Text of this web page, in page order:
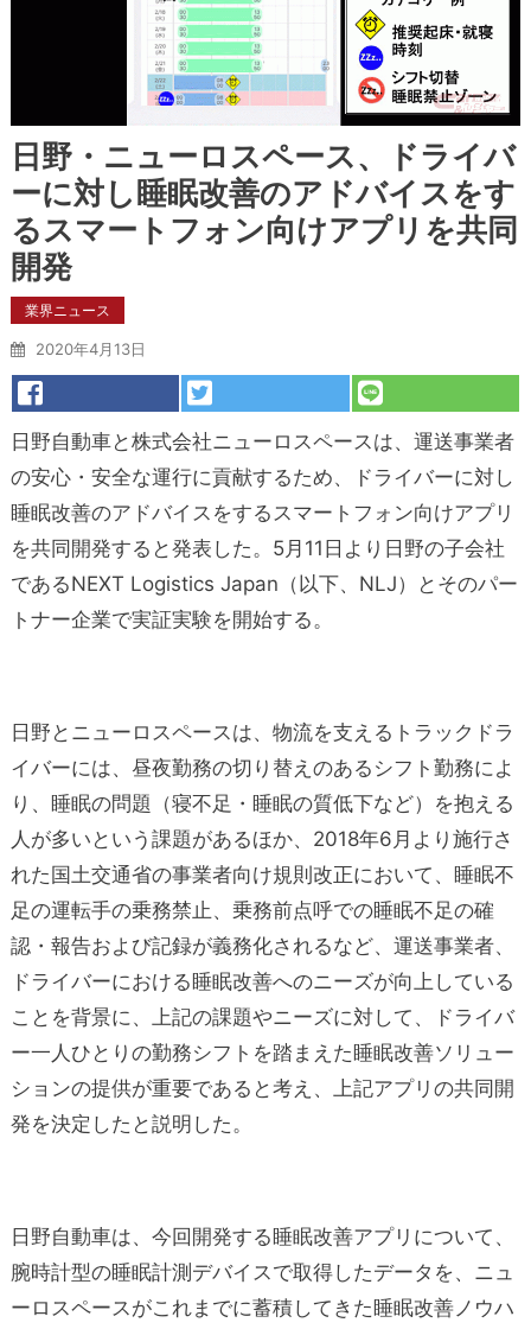
日野・ニューロスペース、ドライバ
ーに対し睡眠改善のアドバイスをす
るスマートフォン向けアプリを共同
開発
業界ニュース
2020年4月13日
日野自動車と株式会社ニューロスペースは、運送事業者
の安心・安全な運行に貢献するため、ドライバーに対し
睡眠改善のアドバイスをするスマートフォン向けアプリ
を共同開発すると発表した。5月11日より日野の子会社
であるNEXT Logistics Japan（以下、NLJ）とそのパー
トナー企業で実証実験を開始する。
日野とニューロスペースは、物流を支えるトラックドラ
イバーには、昼夜勤務の切り替えのあるシフト勤務によ
り、睡眠の問題（寝不足・睡眠の質低下など）を抱える
人が多いという課題があるほか、2018年6月より施行さ
れた国土交通省の事業者向け規則改正において、睡眠不
足の運転手の乗務禁止、乗務前点呼での睡眠不足の確
認・報告および記録が義務化されるなど、運送事業者、
ドライバーにおける睡眠改善へのニーズが向上している
ことを背景に、上記の課題やニーズに対して、ドライバ
ー一人ひとりの勤務シフトを踏まえた睡眠改善ソリュー
ションの提供が重要であると考え、上記アプリの共同開
発を決定したと説明した。
日野自動車は、今回開発する睡眠改善アプリについて、
腕時計型の睡眠計測デバイスで取得したデータを、ニュ
ーロスペースがこれまでに蓄積してきた睡眠改善ノウハ